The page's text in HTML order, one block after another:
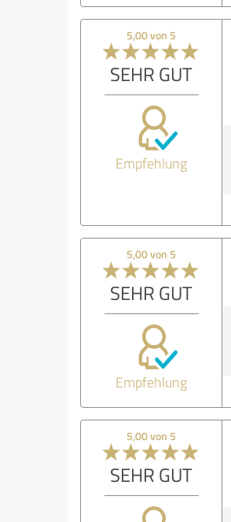
5,00 von 5
SEHR GUT
Empfehlung
5,00 von 5
SEHR GUT
Empfehlung
5,00 von 5
SEHR GUT